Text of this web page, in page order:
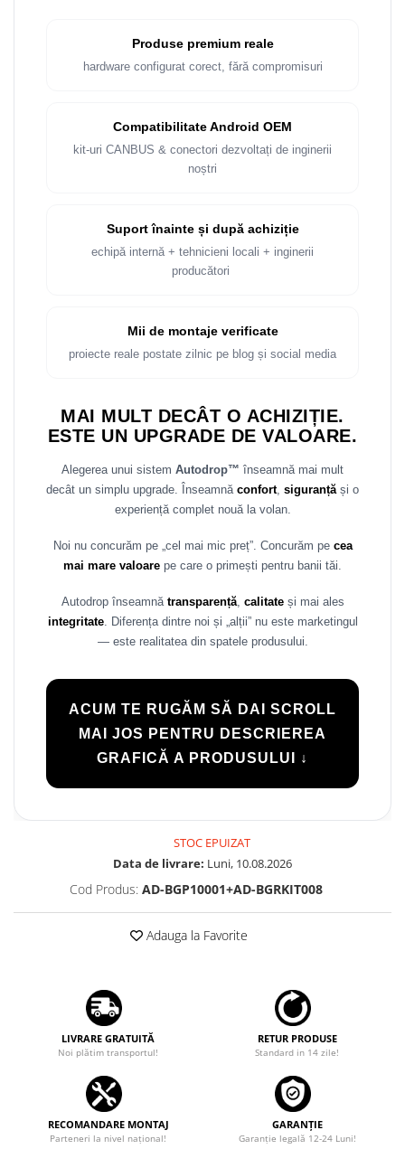
Rame adaptoare Seat
Rame adaptoare Volvo
Rame Adaptoare Porsche
Rame adaptoare Daihatsu
Rame adaptoare Kia
Rame adaptoare Alfa Romeo
Rame adaptoare Fiat
Rame adaptoare Hyundai
Rame adaptoare Chevrolet
Rame adaptoare Mitsubishi
Rame adaptoare Jeep
Rame adaptoare Dodge
Rame adaptoare Chrysler
Rame adaptoare Isuzu
Rame adaptoare Subaru
Rame adaptoare Iveco
Rame adaptoare Land Rover
Rame adaptoare Hummer
Camere marșarier auto
Produse premium reale
hardware configurat corect, fără compromisuri
Compatibilitate Android OEM
kit-uri CANBUS & conectori dezvoltați de inginerii
noștri
Suport înainte și după achiziție
echipă internă + tehnicieni locali + inginerii
producători
Mii de montaje verificate
proiecte reale postate zilnic pe blog și social media
MAI MULT DECÂT O ACHIZIȚIE.
ESTE UN UPGRADE DE VALOARE.
Alegerea unui sistem Autodrop™ înseamnă mai mult
decât un simplu upgrade. Înseamnă confort, siguranțăși o
experiență complet nouă la volan.
Noi nu concurăm pe „cel mai mic preț”. Concurăm pe cea
mai mare valoare pe care o primești pentru banii tăi.
Autodrop înseamnă transparență, calitateși mai ales
integritate. Diferența dintre noi și „alții” nu este marketingul
— este realitatea din spatele produsului.
ACUM TE RUGĂM SĂ DAI SCROLL
MAI JOS PENTRU DESCRIEREA
GRAFICĂ A PRODUSULUI ↓
STOC EPUIZAT
Data de livrare: Luni, 10.08.2026
Cod Produs: AD-BGP10001+AD-BGRKIT008
Adauga la Favorite
LIVRARE GRATUITĂ
Noi plătim transportul!
RETUR PRODUSE
Standard in 14 zile!
RECOMANDARE MONTAJ
Parteneri la nivel național!
GARANȚIE
Garanţie legală 12-24 Luni!